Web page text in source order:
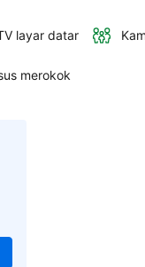
layar datar
merokok